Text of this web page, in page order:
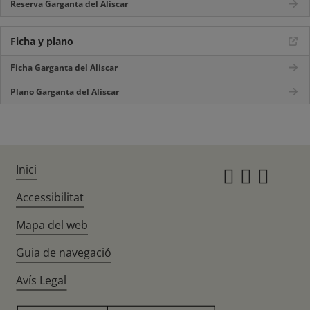
Reserva Garganta del Aliscar
Ficha y plano
Ficha Garganta del Aliscar
Plano Garganta del Aliscar
Inici
Accessibilitat
Mapa del web
Guia de navegació
Avís Legal